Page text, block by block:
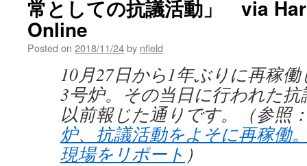
常としての抗議活動」 via
Online
Posted on 2018/11/24by nfield
10月27日から1年ぶりに再稼
3号炉。その当日に行われた
以前報じた通りです。（参照
炉、抗議活動をよそに再稼働
現場をリポート ）